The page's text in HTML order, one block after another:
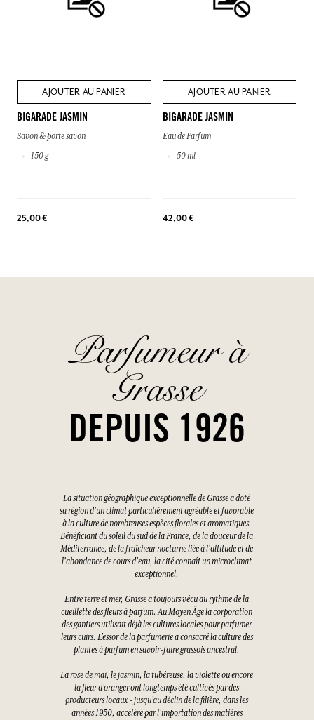
AJOUTER AU PANIER
BIGARADE JASMIN
Savon & porte savon
150 g
25,00 €
AJOUTER AU PANIER
BIGARADE JASMIN
Eau de Parfum
50 ml
42,00 €
Parfumeur à
Grasse
DEPUIS 1926
La situation géographique exceptionnelle de Grasse a doté
sa région d'un climat particulièrement agréable et favorable
à la culture de nombreuses espèces florales et aromatiques.
Bénéficiant du soleil du sud de la France, de la douceur de la
Méditerranée, de la fraîcheur nocturne liée à l'altitude et de
l'abondance de cours d'eau, la cité connaît un microclimat
exceptionnel.
Entre terre et mer, Grasse a toujours vécu au rythme de la
cueillette des fleurs à parfum. Au Moyen Âge la corporation
des gantiers utilisait déjà les cultures locales pour parfumer
leurs cuirs. L’essor de la parfumerie a consacré la culture des
plantes à parfum en savoir-faire grassois ancestral.
La rose de mai, le jasmin, la tubéreuse, la violette ou encore
la fleur d’oranger ont longtemps été cultivés par des
producteurs locaux - jusqu’au déclin de la filière, dans les
années 1950, accéléré par l’importation des matières